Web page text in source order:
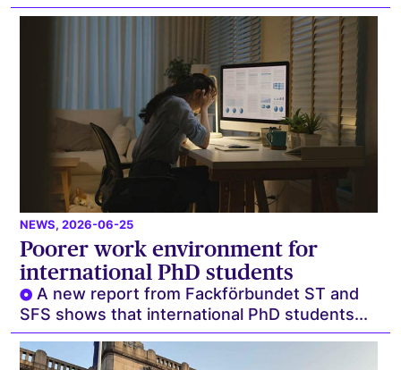
NEWS, 2026-06-25
Poorer work environment for
international PhD students
A new report from Fackförbundet ST and
SFS shows that international PhD students...